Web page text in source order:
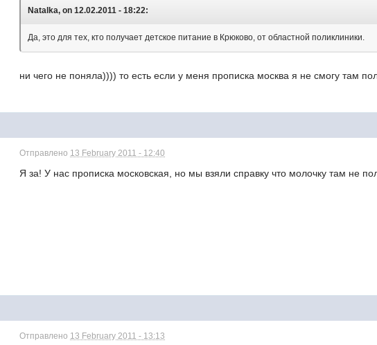
Natalka, on 12.02.2011 - 18:22:
Да, это для тех, кто получает детское питание в Крюково, от областной поликлиники.
ни чего не поняла)))) то есть если у меня прописка москва я не смогу там
Отправлено 13 February 2011 - 12:40
Я за! У нас прописка московская, но мы взяли справку что молочку там не
Отправлено 13 February 2011 - 13:13